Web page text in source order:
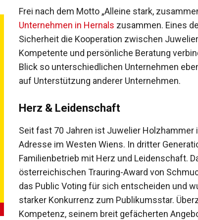
Frei nach dem Motto „Alleine stark,
Unternehmen in Hernals zusammen. Eines
Sicherheit die Kooperation zwischen
Kompetente und persönliche Beratung
Blick so unterschiedlichen Unternehmen
auf Unterstützung ­anderer Unternehmen.
Herz & Leidenschaft
Seit fast 70 Jahren ist Juwelier Holzhammer
Adresse im Westen Wiens. In dritter
Familienbetrieb mit Herz und Leidenschaft.
österreichischen Trauring-Award von
das ­Public Voting für sich entscheiden und
starker Konkurrenz zum Publikumsstar.
Kompetenz, ­seinem breit gefächerten